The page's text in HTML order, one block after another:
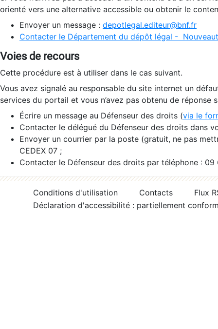
orienté vers une alternative accessible ou obtenir le
Envoyer un message : depotlegal.editeur@bnf.fr
Contacter le Département du dépôt légal -
Voies de recours
Cette procédure est à utiliser dans le cas suivant.
Vous avez signalé au responsable du site internet un
services du portail et vous n’avez pas obtenu de réponse
Écrire un message au Défenseur des droits (via le
Contacter le délégué du Défenseur des droits dans
Envoyer un courrier par la poste (gratuit, ne pas
CEDEX 07 ;
Contacter le Défenseur des droits par téléphone :
Conditions d'utilisation Contacts
Flux
Déclaration d'accessibilité : partiellement